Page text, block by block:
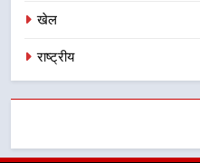
खेल
राष्ट्रीय